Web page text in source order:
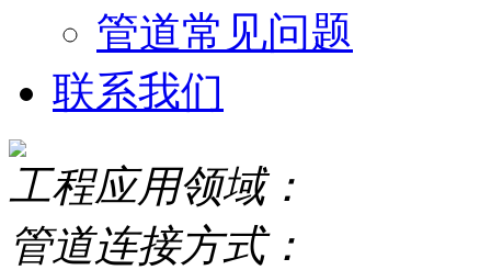
管道常见问题
联系我们
工程应用领域：
管道连接方式：